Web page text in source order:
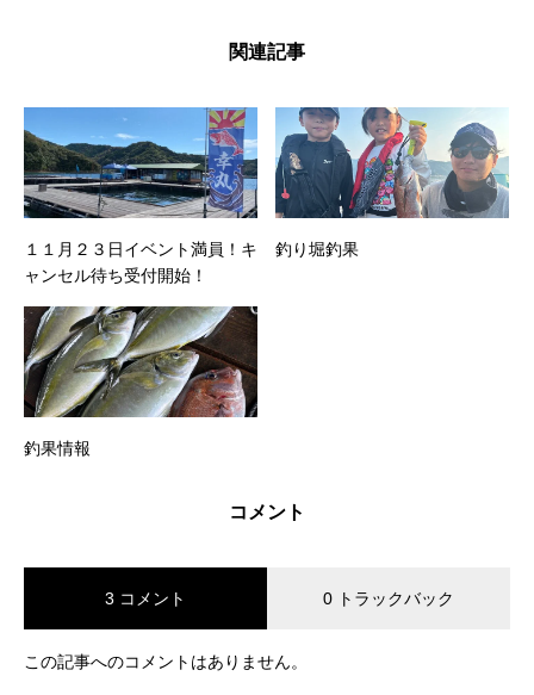
関連記事
１１月２３日イベント満員！キ
ャンセル待ち受付開始！
釣り堀釣果
釣果情報
コメント
3 コメント 0 トラックバック
この記事へのコメントはありません。